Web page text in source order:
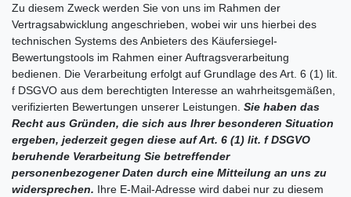
Zu diesem Zweck werden Sie von uns im Rahmen der
Vertragsabwicklung angeschrieben, wobei wir uns hierbei des
technischen Systems des Anbieters des Käufersiegel-
Bewertungstools im Rahmen einer Auftragsverarbeitung
bedienen. Die Verarbeitung erfolgt auf Grundlage des Art. 6 (1) lit.
f DSGVO aus dem berechtigten Interesse an wahrheitsgemäßen,
verifizierten Bewertungen unserer Leistungen. Sie haben das
Recht aus Gründen, die sich aus Ihrer besonderen Situation
ergeben, jederzeit gegen diese auf Art. 6 (1) lit. f DSGVO
beruhende Verarbeitung Sie betreffender
personenbezogener Daten durch eine Mitteilung an uns zu
widersprechen. Ihre E-Mail-Adresse wird dabei nur zu diesem